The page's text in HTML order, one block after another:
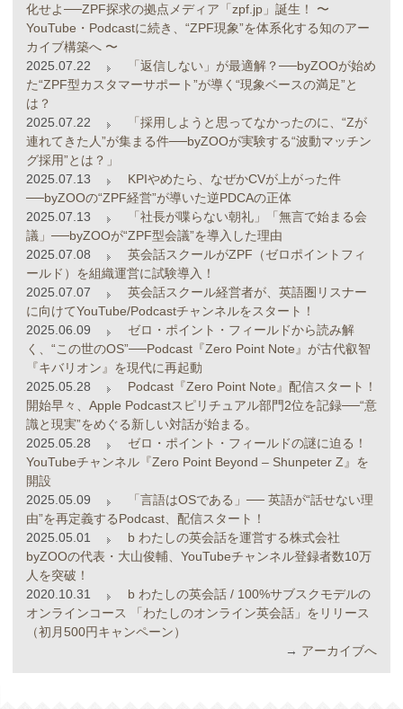
化せよ──ZPF探求の拠点メディア「zpf.jp」誕生！ 〜
YouTube・Podcastに続き、“ZPF現象”を体系化する知のアー
カイブ構築へ 〜
2025.07.22
「返信しない」が最適解？──byZOOが始め
た“ZPF型カスタマーサポート”が導く“現象ベースの満足”と
は？
2025.07.22
「採用しようと思ってなかったのに、“Zが
連れてきた人”が集まる件──byZOOが実験する“波動マッチン
グ採用”とは？」
2025.07.13
KPIやめたら、なぜかCVが上がった件
──byZOOの“ZPF経営”が導いた逆PDCAの正体
2025.07.13
「社長が喋らない朝礼」「無言で始まる会
議」──byZOOが“ZPF型会議”を導入した理由
2025.07.08
英会話スクールがZPF（ゼロポイントフィ
ールド）を組織運営に試験導入！
2025.07.07
英会話スクール経営者が、英語圏リスナー
に向けてYouTube/Podcastチャンネルをスタート！
2025.06.09
ゼロ・ポイント・フィールドから読み解
く、“この世のOS”──Podcast『Zero Point Note』が古代叡智
『キバリオン』を現代に再起動
2025.05.28
Podcast『Zero Point Note』配信スタート！
開始早々、Apple Podcastスピリチュアル部門2位を記録──“意
識と現実”をめぐる新しい対話が始まる。
2025.05.28
ゼロ・ポイント・フィールドの謎に迫る！
YouTubeチャンネル『Zero Point Beyond – Shunpeter Z』を
開設
2025.05.09
「言語はOSである」── 英語が“話せない理
由”を再定義するPodcast、配信スタート！
2025.05.01
b わたしの英会話を運営する株式会社
byZOOの代表・大山俊輔、YouTubeチャンネル登録者数10万
人を突破！
2020.10.31
b わたしの英会話 / 100%サブスクモデルの
オンラインコース 「わたしのオンライン英会話」をリリース
（初月500円キャンペーン）
→ アーカイブへ